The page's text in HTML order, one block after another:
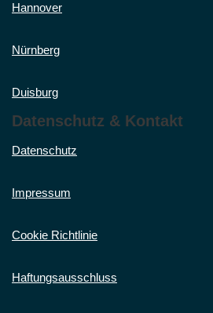
Hannover
Nürnberg
Duisburg
Datenschutz & Kontakt
Datenschutz
Impressum
Cookie Richtlinie
Haftungsausschluss